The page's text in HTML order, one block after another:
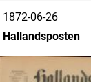
1872-06-26
Hallandsposten